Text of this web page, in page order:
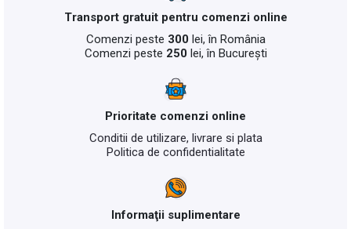
Transport gratuit pentru comenzi online
Comenzi peste 300lei, în România
Comenzi peste 250lei, în București
Prioritate comenzi online
Conditii de utilizare, livrare si plata
Politica de confidentialitate
Informaţii suplimentare